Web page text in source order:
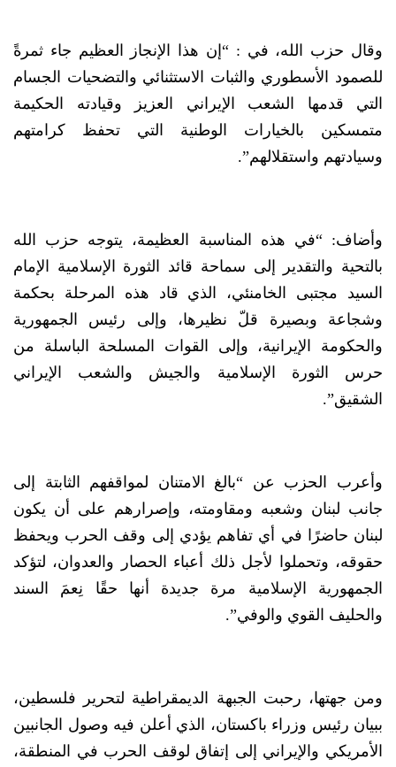
وقال حزب الله، في : “إن هذا الإنجاز العظيم جاء ثمرةً
للصمود الأسطوري والثبات الاستثنائي والتضحيات الجسام
التي قدمها الشعب الإيراني العزيز وقيادته الحكيمة
متمسكين بالخيارات الوطنية التي تحفظ كرامتهم
وسيادتهم واستقلالهم”.
وأضاف: “في هذه المناسبة العظيمة، يتوجه حزب الله
بالتحية والتقدير إلى سماحة قائد الثورة الإسلامية الإمام
السيد مجتبى الخامنئي، الذي قاد هذه المرحلة بحكمة
وشجاعة وبصيرة قلّ نظيرها، وإلى رئيس الجمهورية
والحكومة الإيرانية، وإلى القوات المسلحة الباسلة من
حرس الثورة الإسلامية والجيش والشعب الإيراني
الشقيق”.
وأعرب الحزب عن “بالغ الامتنان لمواقفهم الثابتة إلى
جانب لبنان وشعبه ومقاومته، وإصرارهم على أن يكون
لبنان حاضرًا في أي تفاهم يؤدي إلى وقف الحرب ويحفظ
حقوقه، وتحملوا لأجل ذلك أعباء الحصار والعدوان، لتؤكد
الجمهورية الإسلامية مرة جديدة أنها حقًا نِعمَ السند
والحليف القوي والوفي”.
ومن جهتها، رحبت الجبهة الديمقراطية لتحرير فلسطين،
ببيان رئيس وزراء باكستان، الذي أعلن فيه وصول الجانبين
الأمريكي والإيراني إلى إتفاق لوقف الحرب في المنطقة،